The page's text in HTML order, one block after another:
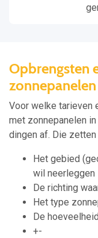
Opbrengsten
Voor welke tarieven
met zonnepanelen
dingen af. Die
Het gebied
wil neerleggen
De richting
Het type
De
+-